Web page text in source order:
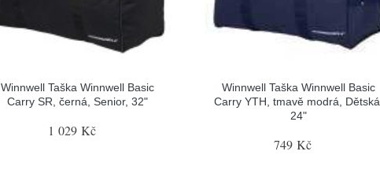
Winnwell Taška Winnwell Basic
Carry SR, černá, Senior, 32"
1 029 Kč
Winnwell Taška Winnwell Basic
Carry YTH, tmavě modrá, Dětská,
24"
749 Kč